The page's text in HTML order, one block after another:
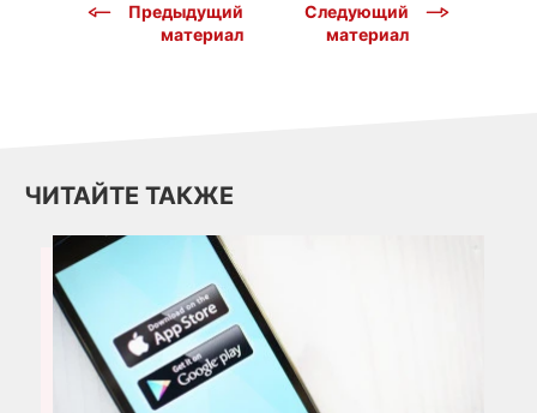
Предыдущий
материал
Следующий
материал
ЧИТАЙТЕ ТАКЖЕ